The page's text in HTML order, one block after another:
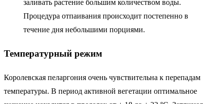
заливать растение большим количеством воды.
Процедура отпаивания происходит постепенно в
течение дня небольшими порциями.
Температурный режим
Королевская пеларгония очень чувствительна к перепадам
температуры. В период активной вегетации оптимальное